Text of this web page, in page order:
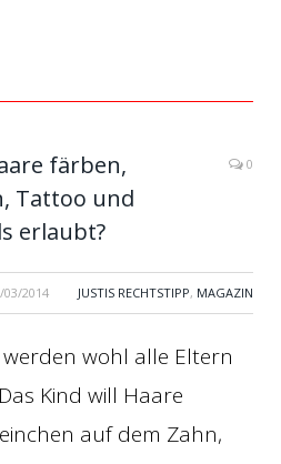
färben,
Tattoo und
erlaubt?
0
03/2014 JUSTIS RECHTSTIPP, MAGAZIN
wohl alle Eltern
Kind will Haare
auf dem Zahn,